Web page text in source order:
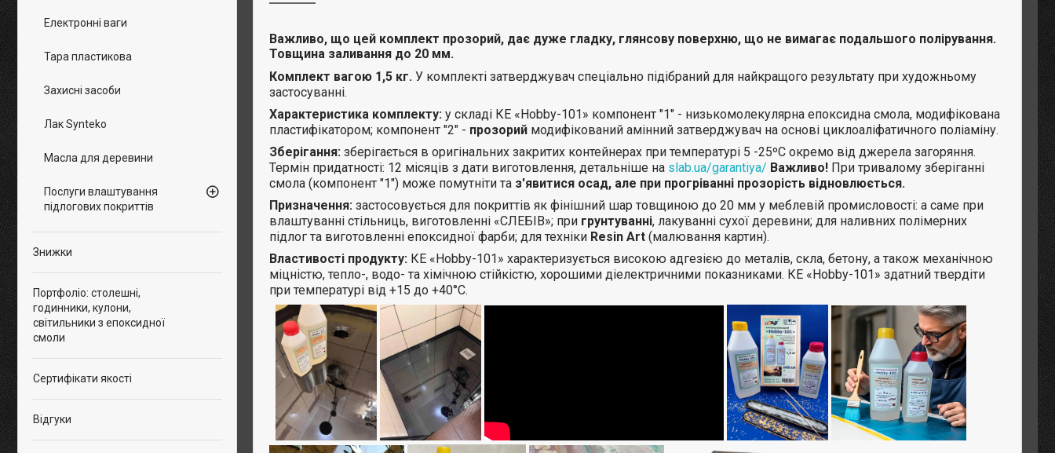
Важливо, що цей комплект прозорий, дає дуже гладку, глянсову поверхню, що не вимагає подальшого полірування.
Товщина заливання до 20 мм.
Комплект вагою 1,5 кг. У комплекті затверджувач спеціально підібраний для найкращого результату при художньому
застосуванні.
Характеристика комплекту: у складі КЕ «Hobby-101» компонент "1" - низькомолекулярна епоксидна смола, модифікована
пластифікатором; компонент "2" - прозорий модифікований амінний затверджувач на основі циклоаліфатичного поліаміну.
Зберігання: зберігається в оригінальних закритих контейнерах при температурі 5 -25ºС окремо від джерела загоряння.
Термін придатності: 12 місяців з дати виготовлення, детальніше на slab.ua/garantiya/ Важливо! При тривалому зберіганні
смола (компонент "1") може помутніти та з'явитися осад, але при прогріванні прозорість відновлюється.
Призначення: застосовується для покриттів як фінішний шар товщиною до 20 мм у меблевій промисловості: а саме при
влаштуванні стільниць, виготовленні «СЛЕБІВ»; при грунтуванні, лакуванні сухої деревини; для наливних полімерних
підлог та виготовленні епоксидної фарби; для техніки Resin Art (малювання картин).
Властивості продукту: КЕ «Hobby-101» характеризується високою адгезією до металів, скла, бетону, а також механічною
міцністю, тепло-, водо- та хімічною стійкістю, хорошими діелектричними показниками. КЕ «Hobby-101» здатний твердіти
при температурі від +15 до +40°С.
Електронні ваги
Тара пластикова
Захисні засоби
Лак Synteko
Масла для деревини
Послуги влаштування
підлогових покриттів
Знижки
Портфоліо: столешні,
годинники, кулони,
світильники з епоксидної
смоли
Сертифікати якості
Відгуки